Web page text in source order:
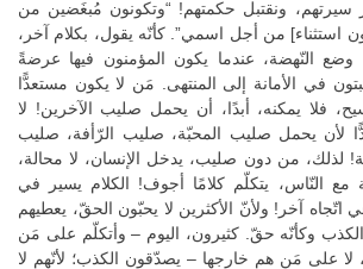
ونقتبل حكمتهم! “وتكونون مُبغَضين من
استثناء] من أجل اسمي”. كأنّه يقول، بكلام آخر،
النّهضة، عندما يكون المؤمنون فيها عرضةً
في الأمانة إلى المنتهى. مَن لا يكون مستعدًّا
فلا يمكنه، أبدًا، أن يحمل صليب الآخرين! لا
لأن يحمل صليب المحبّة، صليب الرّأفة، صليب
لذلك، من دون صليب، يدخل الإنسان، لا محالة،
مع النّاس، يتكلّم كلامًا أجوف! الكلام يسير في
اتّجاه آخر! ولأنّ الأكثرين لا يحبّون الحقّ، يعطيهم
الكذب وكأنّه حقّ. كثيرون، اليوم – وأتكلّم على مَن
على مَن هم خارجها – يصدّقون الكذب؛ لأنّهم لا